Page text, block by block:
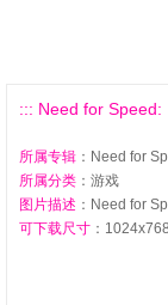
::: Need for Speed:
所属专辑 ：Need for
所属分类 ：游戏
图片描述 ：Need for
可下载尺寸 ：